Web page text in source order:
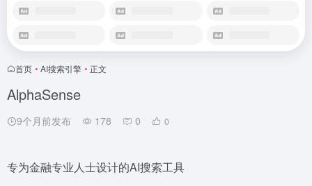
首页 • AI搜索引擎 • 正文
AlphaSense
9个月前发布 178 0 0
专为金融专业人士设计的AI搜索工具